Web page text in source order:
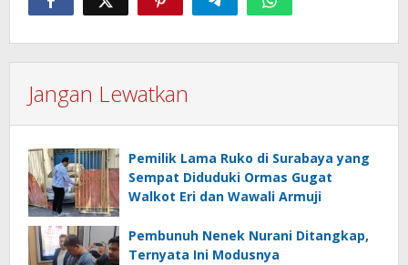
Jangan Lewatkan
Pemilik Lama Ruko di Surabaya yang
Sempat Diduduki Ormas Gugat
Walkot Eri dan Wawali Armuji
Pembunuh Nenek Nurani Ditangkap,
Ternyata Ini Modusnya